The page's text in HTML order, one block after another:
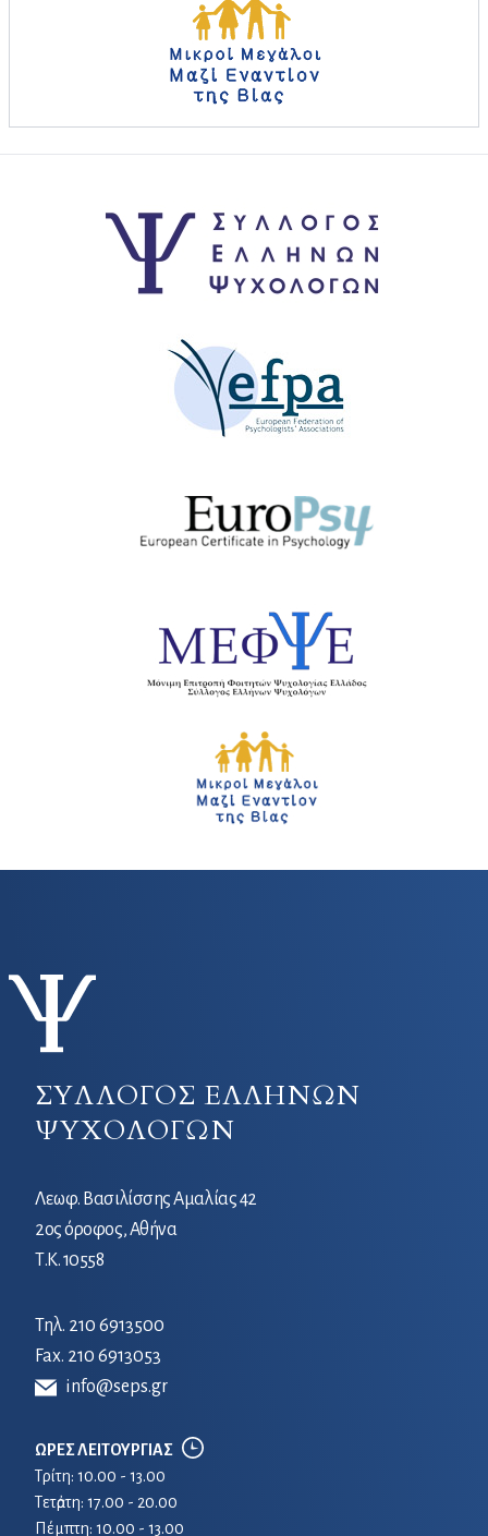
ΣΥΛΛΟΓΟΣ ΕΛΛΗΝΩΝ
ΨΥΧΟΛΟΓΩΝ
Λεωφ. Βασιλίσσης Αμαλίας 42
2ος όροφος, Αθήνα
Τ.Κ. 10558
Τηλ. 210 6913500
Fax. 210 6913053
info@seps.gr
ΩΡΕΣ ΛΕΙΤΟΥΡΓΙΑΣ
Τρίτη: 10.00 - 13.00
Τετἀρτη: 17.00 - 20.00
Πέμπτη: 10.00 - 13.00